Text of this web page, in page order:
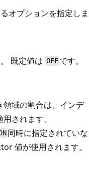
オプションを指定しま
既定値は OFF です。
域の割合は、インデ
されます。
同時に指定されていな
値が使用されます。